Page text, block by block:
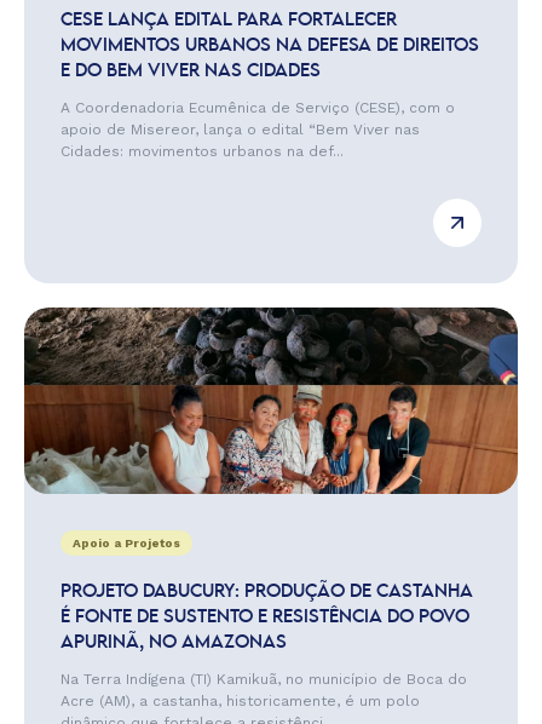
CESE LANÇA EDITAL PARA FORTALECER
MOVIMENTOS URBANOS NA DEFESA DE DIREITOS
E DO BEM VIVER NAS CIDADES
A Coordenadoria Ecumênica de Serviço (CESE), com o
apoio de Misereor, lança o edital “Bem Viver nas
Cidades: movimentos urbanos na def...
Apoio a Projetos
PROJETO DABUCURY: PRODUÇÃO DE CASTANHA
É FONTE DE SUSTENTO E RESISTÊNCIA DO POVO
APURINÃ, NO AMAZONAS
Na Terra Indígena (TI) Kamikuã, no município de Boca do
Acre (AM), a castanha, historicamente, é um polo